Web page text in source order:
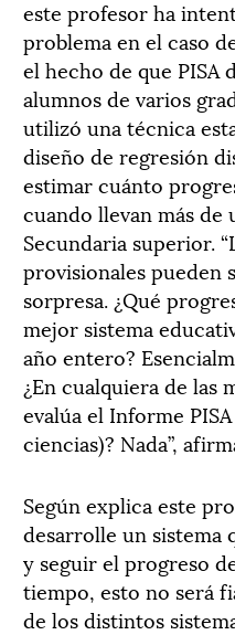
este profesor ha
problema en el caso
el hecho de que PISA
alumnos de varios
utilizó una técnica
diseño de regresión
estimar cuánto
cuando llevan más de
Secundaria superior.
provisionales pueden
sorpresa. ¿Qué
mejor sistema
año entero?
¿En cualquiera de las
evalúa el Informe
ciencias)? Nada”,
Según explica este
desarrolle un sistema
y seguir el progreso
tiempo, esto no será
de los distintos